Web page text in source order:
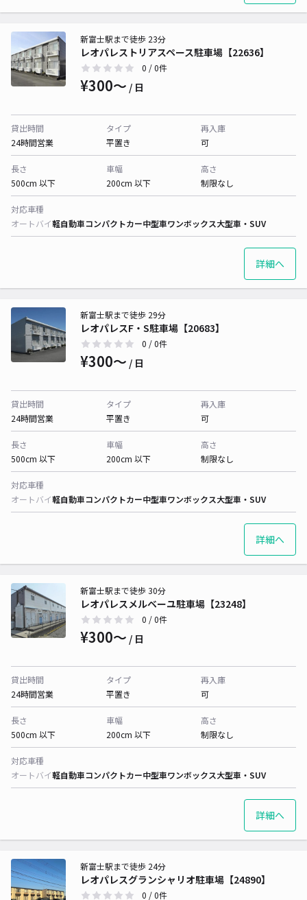
レオパレストリアスペース駐車場【22636】
新富士駅まで徒歩 23分
0 / 0件
¥300〜 / 日
貸出時間
24時間営業
タイプ
平置き
再入庫
可
長さ
500cm 以下
車幅
200cm 以下
高さ
制限なし
対応車種
オートバイ軽自動車コンパクトカー中型車ワンボックス大型車・SUV
詳細へ
レオパレスF・S駐車場【20683】
新富士駅まで徒歩 29分
0 / 0件
¥300〜 / 日
貸出時間
24時間営業
タイプ
平置き
再入庫
可
長さ
500cm 以下
車幅
200cm 以下
高さ
制限なし
対応車種
オートバイ軽自動車コンパクトカー中型車ワンボックス大型車・SUV
詳細へ
レオパレスメルベーユ駐車場【23248】
新富士駅まで徒歩 30分
0 / 0件
¥300〜 / 日
貸出時間
24時間営業
タイプ
平置き
再入庫
可
長さ
500cm 以下
車幅
200cm 以下
高さ
制限なし
対応車種
オートバイ軽自動車コンパクトカー中型車ワンボックス大型車・SUV
詳細へ
レオパレスグランシャリオ駐車場【24890】
新富士駅まで徒歩 24分
0 / 0件